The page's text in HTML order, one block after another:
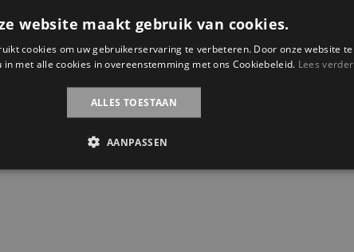
website maakt gebruik van cookies.
cookies om uw gebruikerservaring te verbeteren. Door onze website te
met alle cookies in overeenstemming met ons Cookiebeleid. Lees verder
ALLES TOESTAAN
AANPASSEN